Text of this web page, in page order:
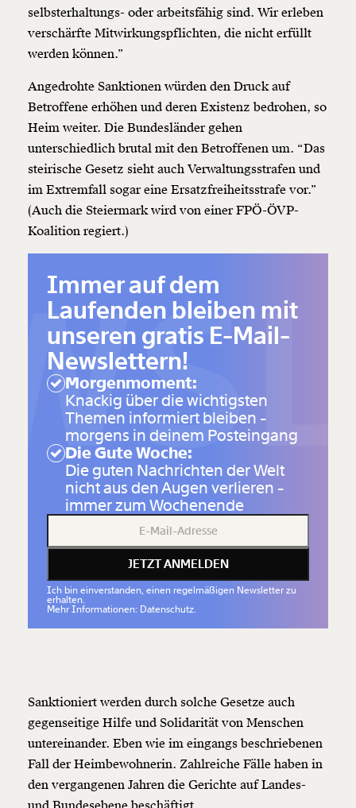
selbsterhaltungs- oder arbeitsfähig sind. Wir erleben
verschärfte Mitwirkungspflichten, die nicht erfüllt
werden können.”
Angedrohte Sanktionen würden den Druck auf
Betroffene erhöhen und deren Existenz bedrohen, so
Heim weiter. Die Bundesländer gehen
unterschiedlich brutal mit den Betroffenen um. “Das
steirische Gesetz sieht auch Verwaltungsstrafen und
im Extremfall sogar eine Ersatzfreiheitsstrafe vor.”
(Auch die Steiermark wird von einer FPÖ-ÖVP-
Koalition regiert.)
Immer auf dem
Laufenden bleiben mit
unseren gratis E-Mail-
Newslettern!
Morgenmoment:
Knackig über die wichtigsten
Themen informiert bleiben -
morgens in deinem Posteingang
Die Gute Woche:
Die guten Nachrichten der Welt
nicht aus den Augen verlieren -
immer zum Wochenende
JETZT ANMELDEN
Ich bin einverstanden, einen regelmäßigen Newsletter zu
erhalten.
Mehr Informationen: Datenschutz.
Sanktioniert werden durch solche Gesetze auch
gegenseitige Hilfe und Solidarität von Menschen
untereinander. Eben wie im eingangs beschriebenen
Fall der Heimbewohnerin. Zahlreiche Fälle haben in
den vergangenen Jahren die Gerichte auf Landes-